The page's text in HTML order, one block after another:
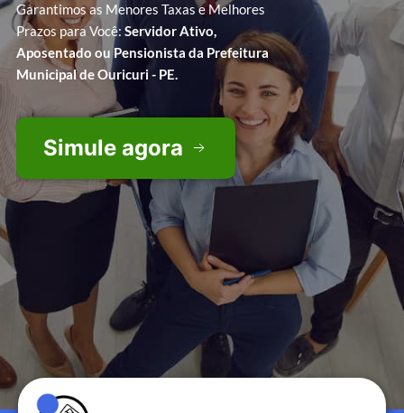
Garantimos as Menores Taxas e Melhores
Prazos para Você: Servidor Ativo,
Aposentado ou Pensionista da Prefeitura
Municipal de Ouricuri - PE.
Simule agora